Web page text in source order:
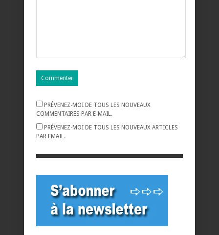
PRÉVENEZ-MOI DE TOUS LES NOUVEAUX
COMMENTAIRES PAR E-MAIL.
PRÉVENEZ-MOI DE TOUS LES NOUVEAUX ARTICLES
PAR EMAIL.